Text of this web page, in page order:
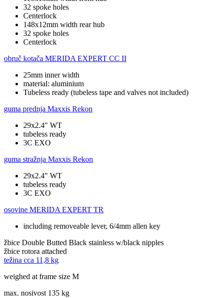
32 spoke holes
Centerlock
148x12mm width rear hub
32 spoke holes
Centerlock
obruč kotača MERIDA EXPERT CC II
25mm inner width
material: aluminium
Tubeless ready (tubeless tape and valves not included)
guma prednja Maxxis Rekon
29x2.4" WT
tubeless ready
3C EXO
guma stražnja Maxxis Rekon
29x2.4" WT
tubeless ready
3C EXO
osovine MERIDA EXPERT TR
including removeable lever, 6/4mm allen key
žbice Double Butted Black stainless w/black nipples
žbice rotora attached
težina cca 11,8 kg
weighed at frame size M
max. nosivost 135 kg